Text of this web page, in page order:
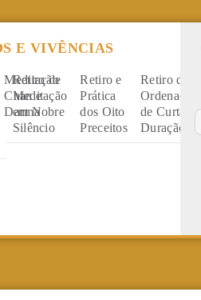
Meditação
Chan e
Darma
E VIVÊNCIAS
Retiro de
Meditação
em Nobre
Silêncio
Retiro e
Prática
dos Oito
Preceitos
Retiro de
Ordenação
de Curta
Duração